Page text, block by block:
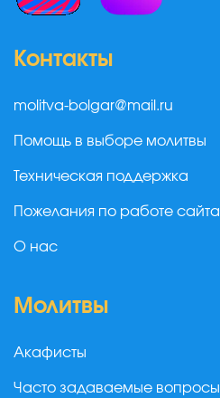
Контакты
molitva-bolgar@mail.ru
Помощь в выборе молитвы
Техническая поддержка
Пожелания по работе сайта
О нас
Молитвы
Акафисты
Часто задаваемые вопросы